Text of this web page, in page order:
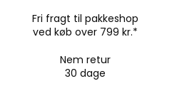
Pay samt delbetaling med
Rammer op til 70×100 cm:
pakkeshop (49 kr.).
Rammer over 70×100 cm:
Fri fragt til pakkeshop
ved køb over 799 kr.*
Nem retur
30 dage